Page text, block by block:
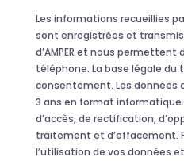
Les informations recueillies
sont enregistrées et
d’AMPER et nous
téléphone. La base légale
consentement. Les données
3 ans en format
d’accès, de rectification,
traitement et d’effacement.
l’utilisation de vos données